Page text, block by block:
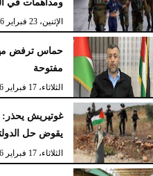
الإثنين، 23 فبراير 2026 02:15 مـالإثنين، 23 فبراير 2026
حماس ترفض
مفتوحة
الثلاثاء، 17 فبراير 2026
غوتيريش يحذر:
يقوض حل
الثلاثاء، 17 فبراير 2026